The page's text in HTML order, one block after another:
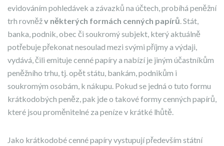
evidováním pohledávek a závazků na účtech, probíhá peněžní
trh rovněžv některých formách cenných papírů. Stát,
banka, podnik, obec či soukromý subjekt, který aktuálně
potřebuje překonat nesoulad mezi svými příjmy a výdaji,
vydává, čili emituje cenné papíry a nabízí je jiným účastníkům
peněžního trhu, tj. opět státu, bankám, podnikům i
soukromým osobám, k nákupu. Pokud se jedná o tuto formu
krátkodobých peněz, pak jde o takové formy cenných papírů,
které jsou proměnitelné za peníze v krátké lhůtě.
Jako krátkodobé cenné papíry vystupují především státní